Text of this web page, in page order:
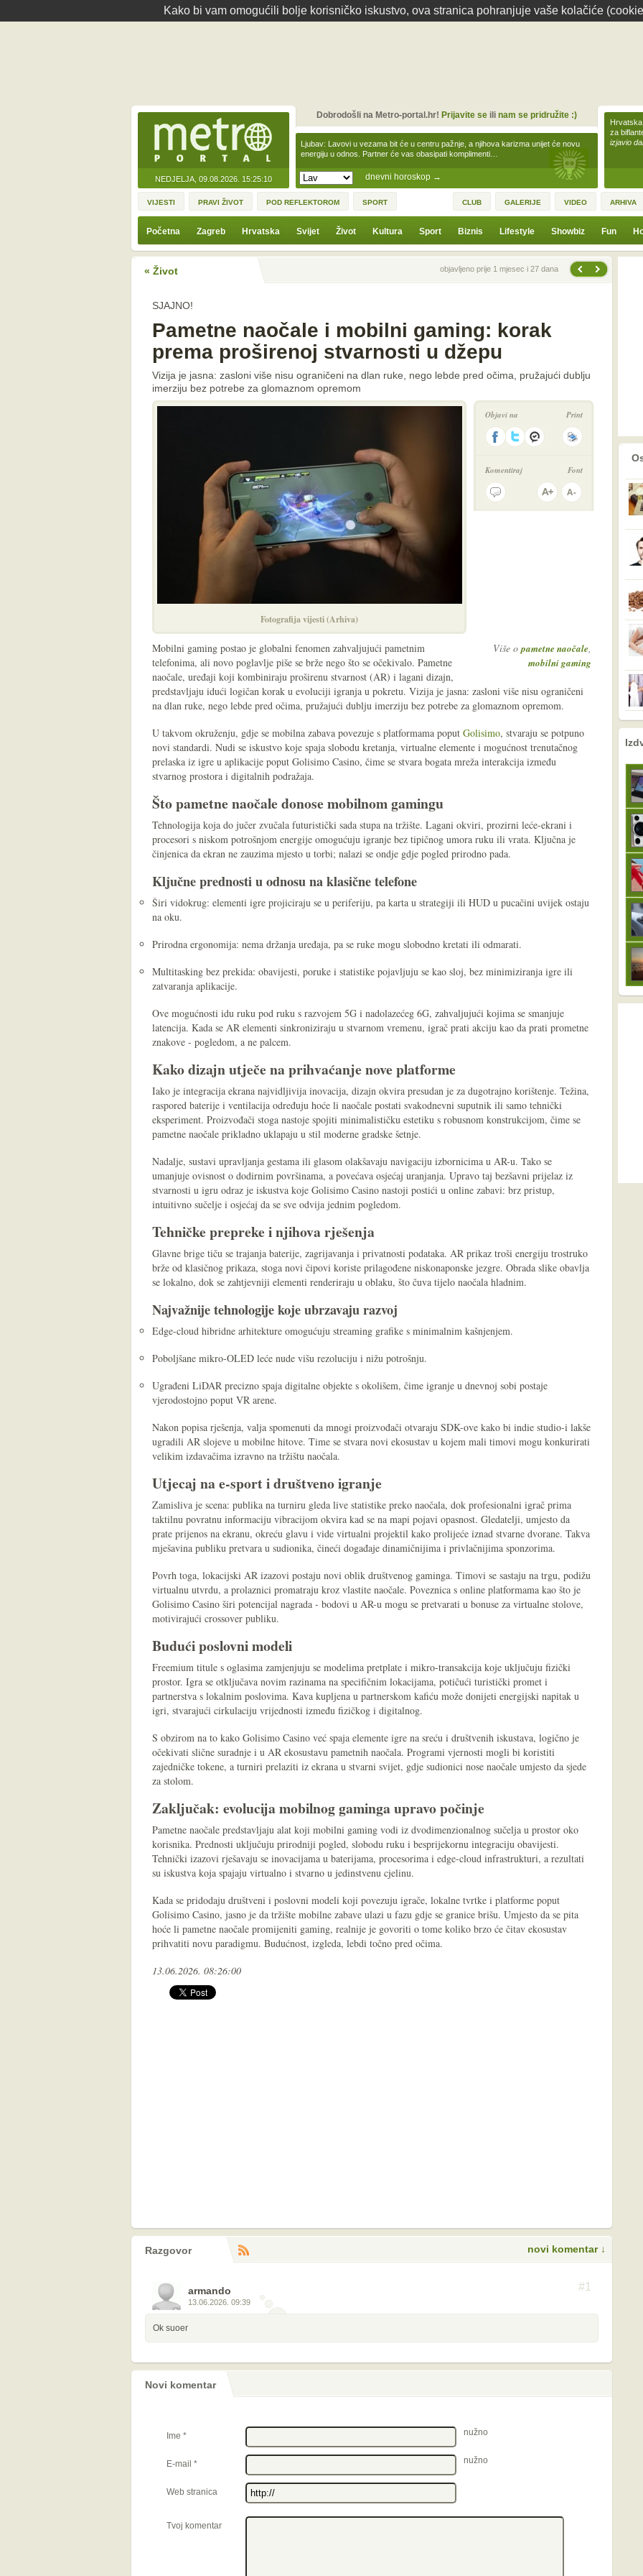
Kako bi vam omogućili bolje korisničko iskustvo, ova stranica pohranjuje vaše kolačiće
NEDJELJA, 09.08.2026. 15:25:10 dnevni horoskop →
Ljubav: Lavovi u vezama bit će u centru pažnje, a njihova karizma unijet će novu
energiju u odnos. Partner će vas obasipati komplimenti…
Dobrodošli na Metro-portal.hr! Prijavite seili nam se pridružite :)
za
izjavio
VIJESTI PRAVI ŽIVOT POD REFLEKTOROM SPORT CLUB GALERIJE VIDEO ARHIVA
Početna Zagreb Hrvatska Svijet Život Kultura Sport Biznis Lifestyle Showbiz Fun
« Život Prethodna vijestobjavljeno prije 1 mjesec i 27 dana
SJAJNO!
Pametne naočale i mobilni gaming: korak
prema proširenoj stvarnosti u džepu
Vizija je jasna: zasloni više nisu ograničeni na dlan ruke, nego lebde pred očima, pružajući dublju
imerziju bez potrebe za glomaznom opremom
Fotografija vijesti (Arhiva)
Objavi na Print
Komentiraj Font
Više opametne naočale,
mobilni gaming
Mobilni gaming postao je globalni fenomen zahvaljujući pametnim
telefonima, ali novo poglavlje piše se brže nego što se očekivalo. Pametne
naočale, uređaji koji kombiniraju proširenu stvarnost (AR) i lagani dizajn,
predstavljaju idući logičan korak u evoluciji igranja u pokretu. Vizija je jasna: zasloni više nisu ograničeni
na dlan ruke, nego lebde pred očima, pružajući dublju imerziju bez potrebe za glomaznom opremom.
U takvom okruženju, gdje se mobilna zabava povezuje s platformama poput Golisimo, stvaraju se potpuno
novi standardi. Nudi se iskustvo koje spaja slobodu kretanja, virtualne elemente i mogućnost trenutačnog
prelaska iz igre u aplikacije poput Golisimo Casino, čime se stvara bogata mreža interakcija između
stvarnog prostora i digitalnih podražaja.
Što pametne naočale donose mobilnom gamingu
Tehnologija koja do jučer zvučala futuristički sada stupa na tržište. Lagani okviri, prozirni leće-ekrani i
procesori s niskom potrošnjom energije omogućuju igranje bez tipičnog umora ruku ili vrata. Ključna je
činjenica da ekran ne zauzima mjesto u torbi; nalazi se ondje gdje pogled prirodno pada.
Ključne prednosti u odnosu na klasične telefone
Širi vidokrug: elementi igre projiciraju se u periferiju, pa karta u strategiji ili HUD u pucačini uvijek ostaju
na oku.
Prirodna ergonomija: nema držanja uređaja, pa se ruke mogu slobodno kretati ili odmarati.
Multitasking bez prekida: obavijesti, poruke i statistike pojavljuju se kao sloj, bez minimiziranja igre ili
zatvaranja aplikacije.
Ove mogućnosti idu ruku pod ruku s razvojem 5G i nadolazećeg 6G, zahvaljujući kojima se smanjuje
latencija. Kada se AR elementi sinkroniziraju u stvarnom vremenu, igrač prati akciju kao da prati prometne
znakove - pogledom, a ne palcem.
Kako dizajn utječe na prihvaćanje nove platforme
Iako je integracija ekrana najvidljivija inovacija, dizajn okvira presudan je za dugotrajno korištenje. Težina,
raspored baterije i ventilacija određuju hoće li naočale postati svakodnevni suputnik ili samo tehnički
eksperiment. Proizvođači stoga nastoje spojiti minimalističku estetiku s robusnom konstrukcijom, čime se
pametne naočale prikladno uklapaju u stil moderne gradske šetnje.
Nadalje, sustavi upravljanja gestama ili glasom olakšavaju navigaciju izbornicima u AR-u. Tako se
umanjuje ovisnost o dodirnim površinama, a povećava osjećaj uranjanja. Upravo taj bezšavni prijelaz iz
stvarnosti u igru odraz je iskustva koje Golisimo Casino nastoji postići u online zabavi: brz pristup,
intuitivno sučelje i osjećaj da se sve odvija jednim pogledom.
Tehničke prepreke i njihova rješenja
Glavne brige tiču se trajanja baterije, zagrijavanja i privatnosti podataka. AR prikaz troši energiju trostruko
brže od klasičnog prikaza, stoga novi čipovi koriste prilagođene niskonaponske jezgre. Obrada slike obavlja
se lokalno, dok se zahtjevniji elementi renderiraju u oblaku, što čuva tijelo naočala hladnim.
Najvažnije tehnologije koje ubrzavaju razvoj
Edge-cloud hibridne arhitekture omogućuju streaming grafike s minimalnim kašnjenjem.
Poboljšane mikro-OLED leće nude višu rezoluciju i nižu potrošnju.
Ugrađeni LiDAR precizno spaja digitalne objekte s okolišem, čime igranje u dnevnoj sobi postaje
vjerodostojno poput VR arene.
Nakon popisa rješenja, valja spomenuti da mnogi proizvođači otvaraju SDK-ove kako bi indie studio-i lakše
ugradili AR slojeve u mobilne hitove. Time se stvara novi ekosustav u kojem mali timovi mogu konkurirati
velikim izdavačima izravno na tržištu naočala.
Utjecaj na e-sport i društveno igranje
Zamisliva je scena: publika na turniru gleda live statistike preko naočala, dok profesionalni igrač prima
taktilnu povratnu informaciju vibracijom okvira kad se na mapi pojavi opasnost. Gledatelji, umjesto da
prate prijenos na ekranu, okreću glavu i vide virtualni projektil kako prolijeće iznad stvarne dvorane. Takva
mješavina publiku pretvara u sudionika, čineći događaje dinamičnijima i privlačnijima sponzorima.
Povrh toga, lokacijski AR izazovi postaju novi oblik društvenog gaminga. Timovi se sastaju na trgu, podižu
virtualnu utvrdu, a prolaznici promatraju kroz vlastite naočale. Poveznica s online platformama kao što je
Golisimo Casino širi potencijal nagrada - bodovi u AR-u mogu se pretvarati u bonuse za virtualne stolove,
motivirajući crossover publiku.
Budući poslovni modeli
Freemium titule s oglasima zamjenjuju se modelima pretplate i mikro-transakcija koje uključuju fizički
prostor. Igra se otključava novim razinama na specifičnim lokacijama, potičući turistički promet i
partnerstva s lokalnim poslovima. Kava kupljena u partnerskom kafiću može donijeti energijski napitak u
igri, stvarajući cirkulaciju vrijednosti između fizičkog i digitalnog.
S obzirom na to kako Golisimo Casino već spaja elemente igre na sreću i društvenih iskustava, logično je
očekivati slične suradnje i u AR ekosustavu pametnih naočala. Programi vjernosti mogli bi koristiti
zajedničke tokene, a turniri prelaziti iz ekrana u stvarni svijet, gdje sudionici nose naočale umjesto da sjede
za stolom.
Zaključak: evolucija mobilnog gaminga upravo počinje
Pametne naočale predstavljaju alat koji mobilni gaming vodi iz dvodimenzionalnog sučelja u prostor oko
korisnika. Prednosti uključuju prirodniji pogled, slobodu ruku i besprijekornu integraciju obavijesti.
Tehnički izazovi rješavaju se inovacijama u baterijama, procesorima i edge-cloud infrastrukturi, a rezultati
su iskustva koja spajaju virtualno i stvarno u jedinstvenu cjelinu.
Kada se pridodaju društveni i poslovni modeli koji povezuju igrače, lokalne tvrtke i platforme poput
Golisimo Casino, jasno je da tržište mobilne zabave ulazi u fazu gdje se granice brišu. Umjesto da se pita
hoće li pametne naočale promijeniti gaming, realnije je govoriti o tome koliko brzo će čitav ekosustav
prihvatiti novu paradigmu. Budućnost, izgleda, lebdi točno pred očima.
13.06.2026. 08:26:00
Razgovor
komentara
novi komentar ↓
armando
13.06.2026. 09:39
#1
Ok suoer
Novi komentar
Ime * nužno
E-mail * nužno
Web stranica
Tvoj komentar
nema prethodne
sljedeće